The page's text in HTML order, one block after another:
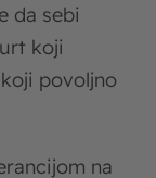
da sebi
koji
povoljno
na